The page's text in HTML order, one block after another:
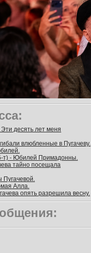
десять лет меня
влюбленные в Пугачеву.
т) - Юбилей Примадонны.
тайно посещала
Алла.
опять разрешила весну.